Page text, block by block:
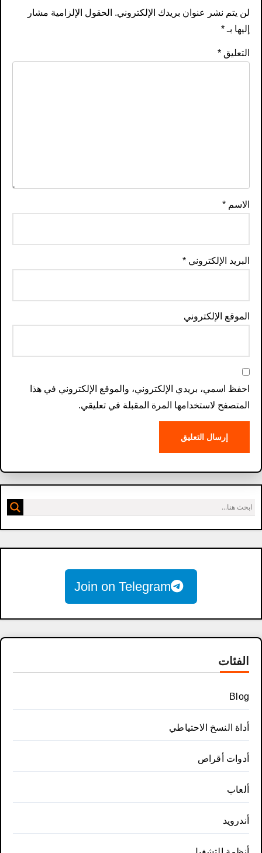
لن يتم نشر عنوان بريدك الإلكتروني. الحقول الإلزامية مشار
إليها بـ*
التعليق*
الاسم*
البريد الإلكتروني*
الموقع الإلكتروني
احفظ اسمي، بريدي الإلكتروني، والموقع الإلكتروني في هذا
المتصفح لاستخدامها المرة المقبلة في تعليقي.
Join on Telegram
الفئات
Blog
أداة النسخ الاحتياطي
أدوات أقراص
ألعاب
أندرويد